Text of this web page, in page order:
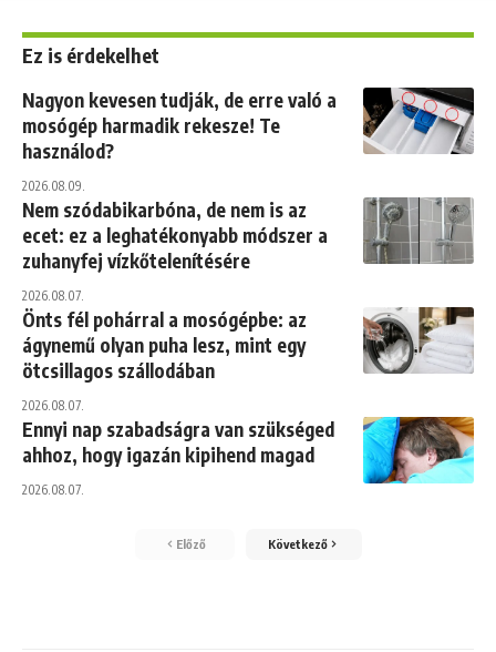
Ez is érdekelhet
Nagyon kevesen tudják, de erre való a
mosógép harmadik rekesze! Te
használod?
2026.08.09.
Nem szódabikarbóna, de nem is az
ecet: ez a leghatékonyabb módszer a
zuhanyfej vízkőtelenítésére
2026.08.07.
Önts fél pohárral a mosógépbe: az
ágynemű olyan puha lesz, mint egy
ötcsillagos szállodában
2026.08.07.
Ennyi nap szabadságra van szükséged
ahhoz, hogy igazán kipihend magad
2026.08.07.
Előző Következő